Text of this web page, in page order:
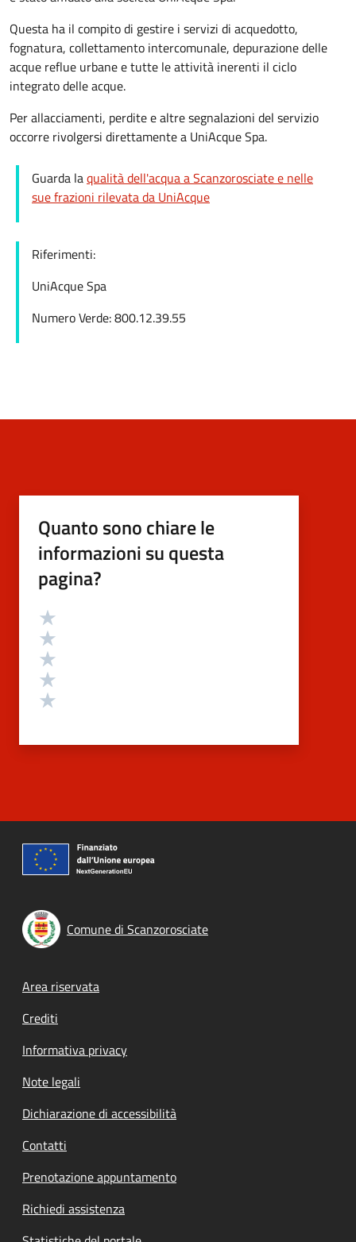
Questa ha il compito di gestire i servizi di acquedotto,
fognatura, collettamento intercomunale, depurazione delle
acque reflue urbane e tutte le attività inerenti il ciclo
integrato delle acque.
Per allacciamenti, perdite e altre segnalazioni del servizio
occorre rivolgersi direttamente a UniAcque Spa.
Guarda laqualità dell'acqua a Scanzorosciate e nelle
sue frazioni rilevata da UniAcque
Riferimenti:
UniAcque Spa
Numero Verde:800.12.39.55
Quanto sono chiare le
informazioni su questa
pagina?
Valutazione
Comune di Scanzorosciate
Footer menu
Area riservata
Crediti
Informativa privacy
Note legali
Dichiarazione di accessibilità
Contatti
Prenotazione appuntamento
Richiedi assistenza